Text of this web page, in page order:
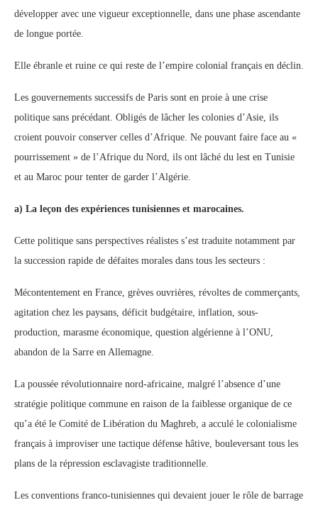
développer avec une vigueur exceptionnelle, dans une phase ascendante
de longue portée.
Elle ébranle et ruine ce qui reste de l’empire colonial français en déclin.
Les gouvernements successifs de Paris sont en proie à une crise
politique sans précédant. Obligés de lâcher les colonies d’Asie, ils
croient pouvoir conserver celles d’Afrique. Ne pouvant faire face au «
pourrissement » de l’Afrique du Nord, ils ont lâché du lest en Tunisie
et au Maroc pour tenter de garder l’Algérie.
a) La leçon des expériences tunisiennes et marocaines.
Cette politique sans perspectives réalistes s’est traduite notamment par
la succession rapide de défaites morales dans tous les secteurs :
Mécontentement en France, grèves ouvrières, révoltes de commerçants,
agitation chez les paysans, déficit budgétaire, inflation, sous-
production, marasme économique, question algérienne à l’ONU,
abandon de la Sarre en Allemagne.
La poussée révolutionnaire nord-africaine, malgré l’absence d’une
stratégie politique commune en raison de la faiblesse organique de ce
qu’a été le Comité de Libération du Maghreb, a acculé le colonialisme
français à improviser une tactique défense hâtive, bouleversant tous les
plans de la répression esclavagiste traditionnelle.
Les conventions franco-tunisiennes qui devaient jouer le rôle de barrage